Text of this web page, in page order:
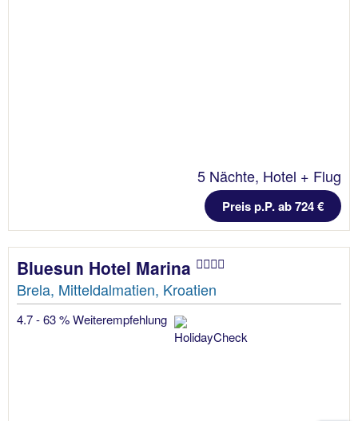
5 Nächte, Hotel + Flug
Preis p.P. ab 724 €
Bluesun Hotel Marina
Brela, Mitteldalmatien, Kroatien
4.7 - 63 % Weiterempfehlung